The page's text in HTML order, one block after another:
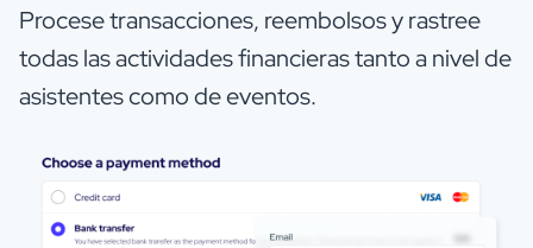
Procese transacciones, reembolsos y rastree
todas las actividades financieras tanto a nivel de
asistentes como de eventos.